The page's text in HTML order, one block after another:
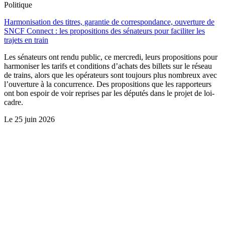
Politique
Harmonisation des titres, garantie de correspondance, ouverture de
SNCF Connect : les propositions des sénateurs pour faciliter les
trajets en train
Les sénateurs ont rendu public, ce mercredi, leurs propositions pour
harmoniser les tarifs et conditions d’achats des billets sur le réseau
de trains, alors que les opérateurs sont toujours plus nombreux avec
l’ouverture à la concurrence. Des propositions que les rapporteurs
ont bon espoir de voir reprises par les députés dans le projet de loi-
cadre.
Le 25 juin 2026